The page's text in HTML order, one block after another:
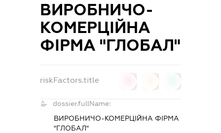
ВИРОБНИЧО-
КОМЕРЦІЙНА
ФІРМА "ГЛОБАЛ"
riskFactors.title
dossier.fullName:
ВИРОБНИЧО-КОМЕРЦІЙНА ФІРМА
"ГЛОБАЛ"